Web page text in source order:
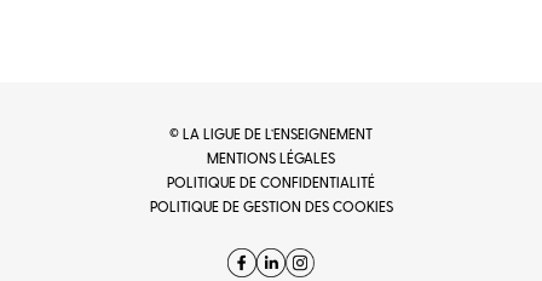
© LA LIGUE DE L’ENSEIGNEMENT
MENTIONS LÉGALES
POLITIQUE DE CONFIDENTIALITÉ
POLITIQUE DE GESTION DES COOKIES